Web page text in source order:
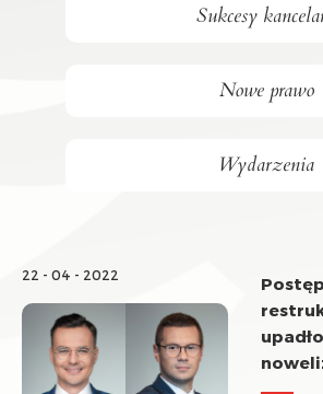
Sukcesy
Nowe prawo
Wydarzenia
22 - 04 - 2022